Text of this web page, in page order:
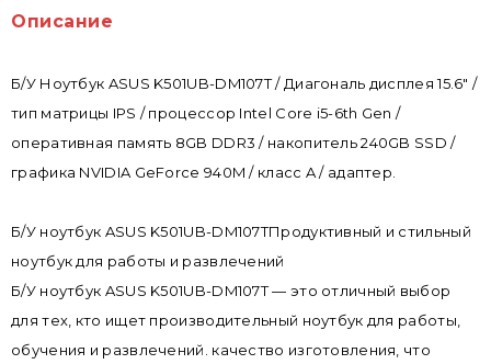
Описание
Б/У Ноутбук ASUS K501UB-DM107T / Диагональ дисплея 15.6" /
тип матрицы IPS / процессор Intel Core i5-6th Gen /
оперативная память 8GB DDR3 / накопитель 240GB SSD /
графика NVIDIA GeForce 940M / класс A / адаптер.
Б/У ноутбук ASUS K501UB-DM107TПродуктивный и стильный
ноутбук для работы и развлечений
Б/У ноутбук ASUS K501UB-DM107T — это отличный выбор
для тех, кто ищет производительный ноутбук для работы,
обучения и развлечений. качество изготовления, что